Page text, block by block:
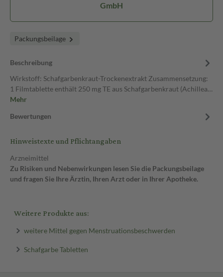
GmbH
Packungsbeilage
Beschreibung
Wirkstoff: Schafgarbenkraut-Trockenextrakt Zusammensetzung:
1 Filmtablette enthält 250 mg TE aus Schafgarbenkraut (Achillea…
Mehr
Bewertungen
Hinweistexte und Pflichtangaben
Arzneimittel
Zu Risiken und Nebenwirkungen lesen Sie die Packungsbeilage
und fragen Sie Ihre Ärztin, Ihren Arzt oder in Ihrer Apotheke.
Weitere Produkte aus:
weitere Mittel gegen Menstruationsbeschwerden
Schafgarbe Tabletten